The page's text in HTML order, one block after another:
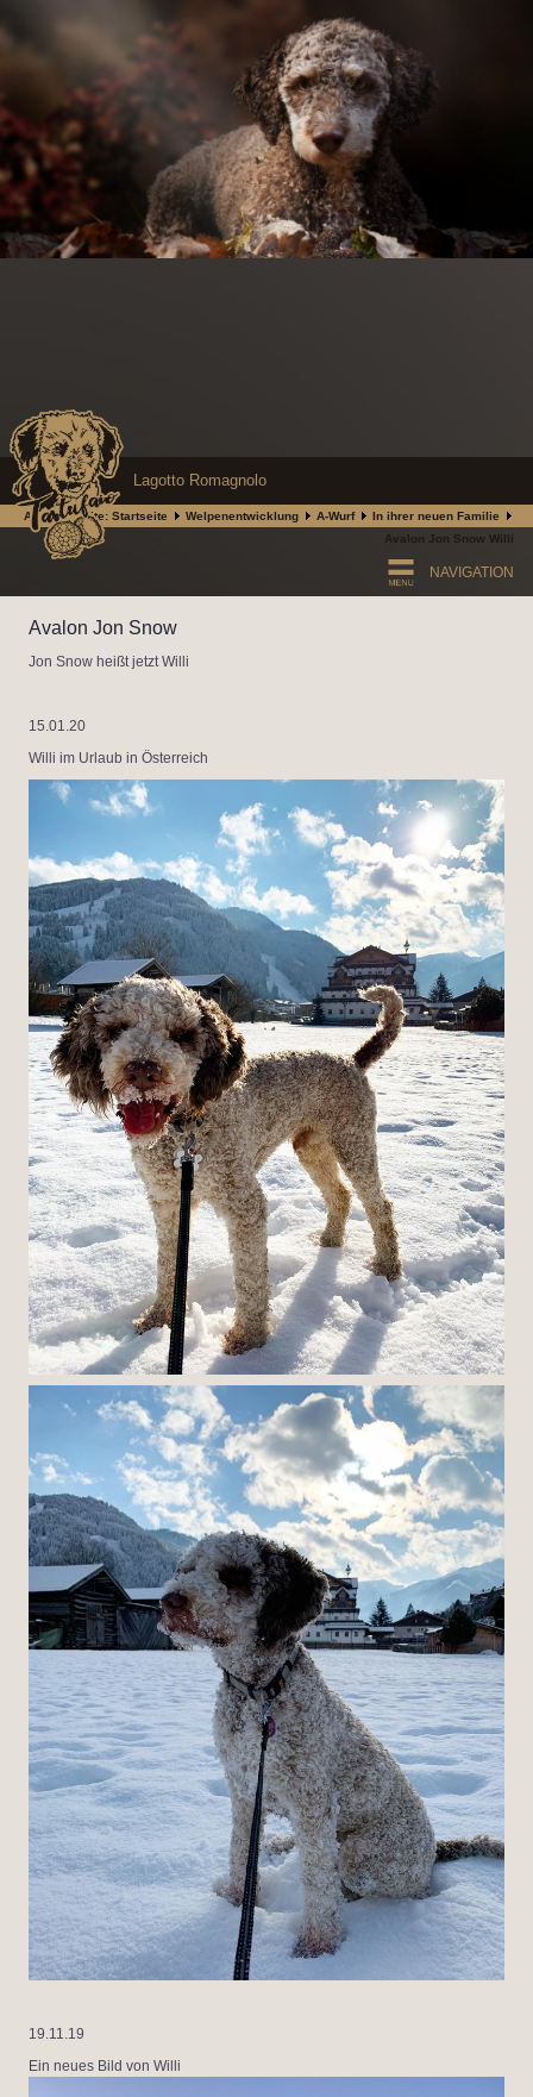
Lagotto Romagnolo
Aktuelle Seite: Startseite Welpenentwicklung A-Wurf
In ihrer neuen Familie
Avalon Jon Snow Willi
NAVIGATION
Avalon Jon Snow
Jon Snow heißt jetzt Willi
15.01.20
Willi im Urlaub in Österreich
19.11.19
Ein neues Bild von Willi